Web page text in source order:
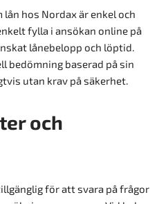
hos Nordax är enkel och
fylla i ansökan online på
lånebelopp och löptid.
bedömning baserad på sin
utan krav på säkerhet.
och
för att svara på frågor